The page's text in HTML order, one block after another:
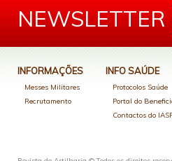
NEWSLETTER
INFORMAÇÕES
Messes Militares
Recrutamento
INFO SAÚDE
Protocolos Saúde
Portal do
Contactos do